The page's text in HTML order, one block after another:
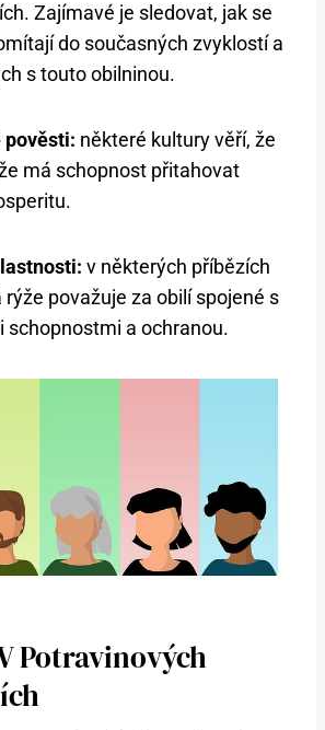
Zajímavé je sledovat, jak se
do současných zvyklostí a
s touto obilninou.
některé kultury věří, že
má schopnost přitahovat
v některých příbězích
rýže považuje za obilí spojené s
schopnostmi a ochranou.
Potravinových